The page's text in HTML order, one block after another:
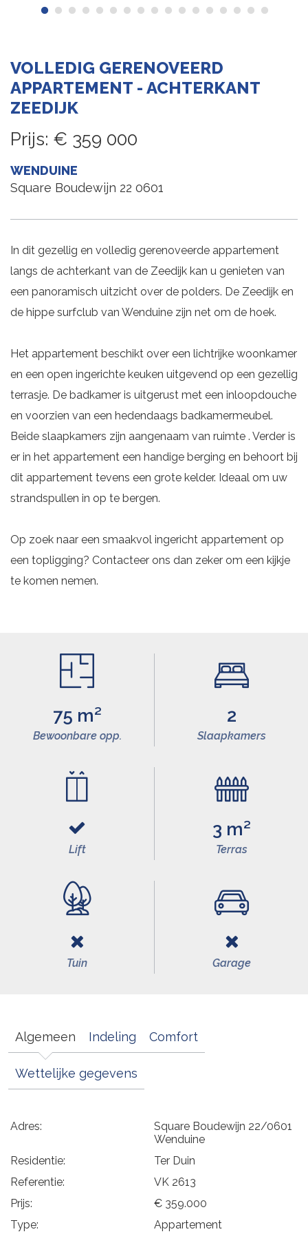
VOLLEDIG GERENOVEERD
APPARTEMENT - ACHTERKANT
ZEEDIJK
Prijs: € 359 000
WENDUINE
Square Boudewijn 22 0601
In dit gezellig en volledig gerenoveerde appartement
langs de achterkant van de Zeedijk kan u genieten van
een panoramisch uitzicht over de polders. De Zeedijk en
de hippe surfclub van Wenduine zijn net om de hoek.
Het appartement beschikt over een lichtrijke woonkamer
en een open ingerichte keuken uitgevend op een gezellig
terrasje. De badkamer is uitgerust met een inloopdouche
en voorzien van een hedendaags badkamermeubel.
Beide slaapkamers zijn aangenaam van ruimte . Verder is
er in het appartement een handige berging en behoort bij
dit appartement tevens een grote kelder. Ideaal om uw
strandspullen in op te bergen.
Op zoek naar een smaakvol ingericht appartement op
een topligging? Contacteer ons dan zeker om een kijkje
te komen nemen.
75 m²
Bewoonbare opp.
2
Slaapkamers
Lift
3 m²
Terras
Tuin Garage
Algemeen Indeling Comfort
Wettelijke gegevens
Adres:
Square Boudewijn 22/0601
Wenduine
Residentie:
Ter Duin
Referentie:
VK 2613
Prijs:
€ 359.000
Type:
Appartement